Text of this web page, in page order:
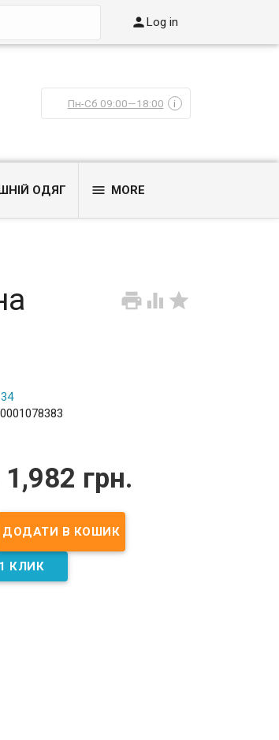
Log in
Пн-Сб 09:00—18:00 i
ОДЯГ  MORE
  
1,982 грн.